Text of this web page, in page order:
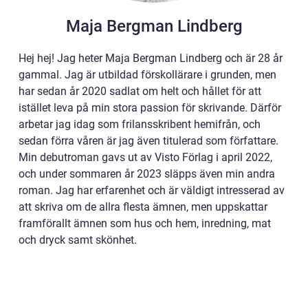
Maja Bergman Lindberg
Hej hej! Jag heter Maja Bergman Lindberg och är 28 år
gammal. Jag är utbildad förskollärare i grunden, men
har sedan år 2020 sadlat om helt och hållet för att
istället leva på min stora passion för skrivande. Därför
arbetar jag idag som frilansskribent hemifrån, och
sedan förra våren är jag även titulerad som författare.
Min debutroman gavs ut av Visto Förlag i april 2022,
och under sommaren år 2023 släpps även min andra
roman. Jag har erfarenhet och är väldigt intresserad av
att skriva om de allra flesta ämnen, men uppskattar
framförallt ämnen som hus och hem, inredning, mat
och dryck samt skönhet.